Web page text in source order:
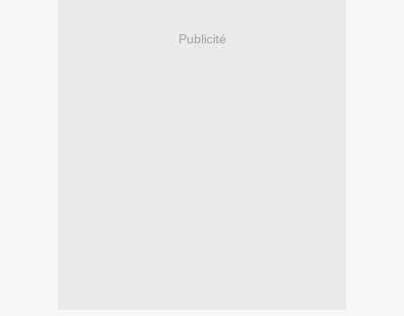
Publicité